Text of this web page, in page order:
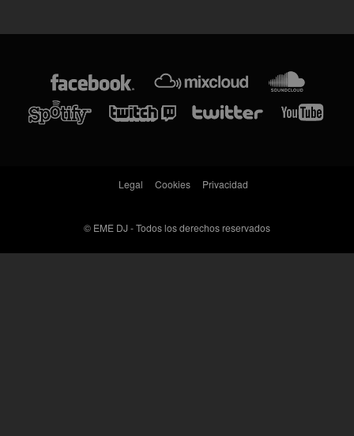
Legal Cookies Privacidad
© EME DJ - Todos los derechos reservados